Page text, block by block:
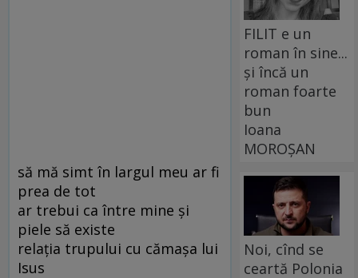
să mă simt în largul meu ar fi
prea de tot
ar trebui ca între mine şi
piele să existe
relaţia trupului cu cămaşa lui
Isus
FILIT e un
roman în sine...
și încă un
roman foarte
bun
Ioana
MOROȘAN
Noi, cînd se
ceartă Polonia